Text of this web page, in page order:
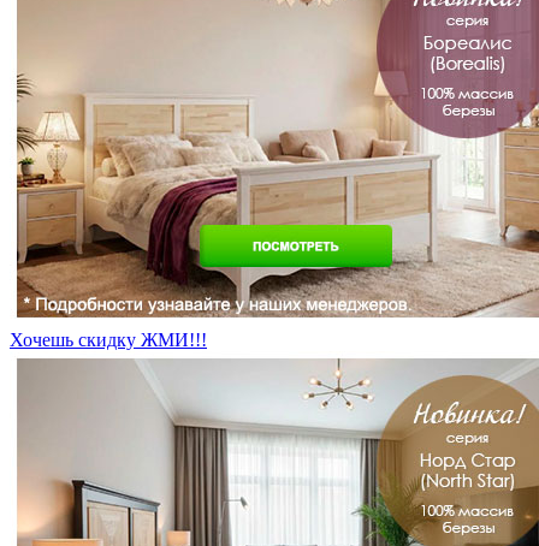
Хочешь скидку ЖМИ!!!